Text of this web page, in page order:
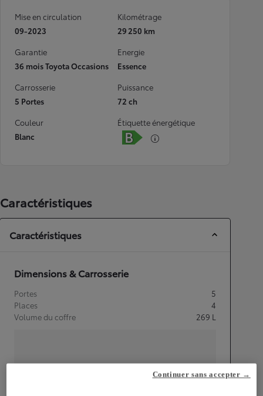
Mise en circulation
09-2023
Kilométrage
29 250 km
Garantie
36 mois Toyota Occasions
Energie
Essence
Carrosserie
5 Portes
Puissance
72 ch
Couleur
Blanc
Étiquette énergétique
Caractéristiques
Caractéristiques
Dimensions & Carrosserie
Portes
5
Places
4
Volume du coffre
269 L
Continuer sans accepter →